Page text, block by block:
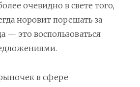
очевидно в свете того,
норовит порешать за
— это воспользоваться
в сфере